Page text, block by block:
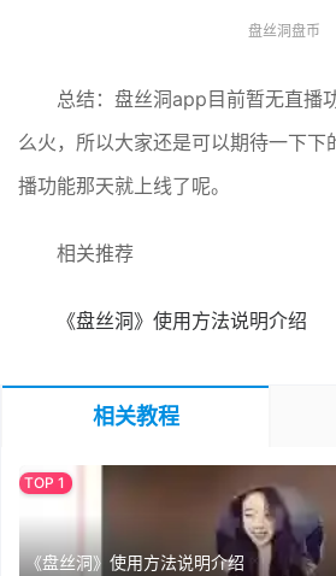
盘丝洞盘币
总结：盘丝洞app目前暂无直播
么火，所以大家还是可以期待一下
播功能那天就上线了呢。
相关推荐
《盘丝洞》使用方法说明介绍
相关教程
《盘丝洞》使用方法说明介绍